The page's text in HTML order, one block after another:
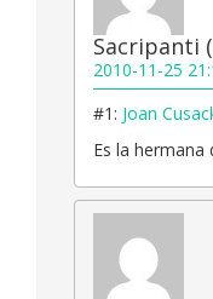
Sacripanti
2010-11-25
#1: Joan
Es la hermana